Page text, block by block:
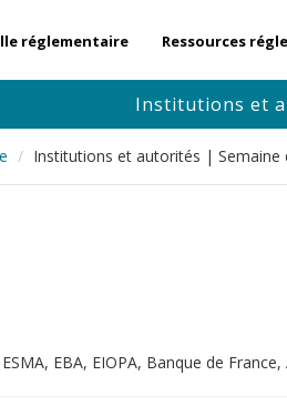
réglementaire Ressources
Institutions et
Institutions et autorités | Semaine
EBA, EIOPA, Banque de France,